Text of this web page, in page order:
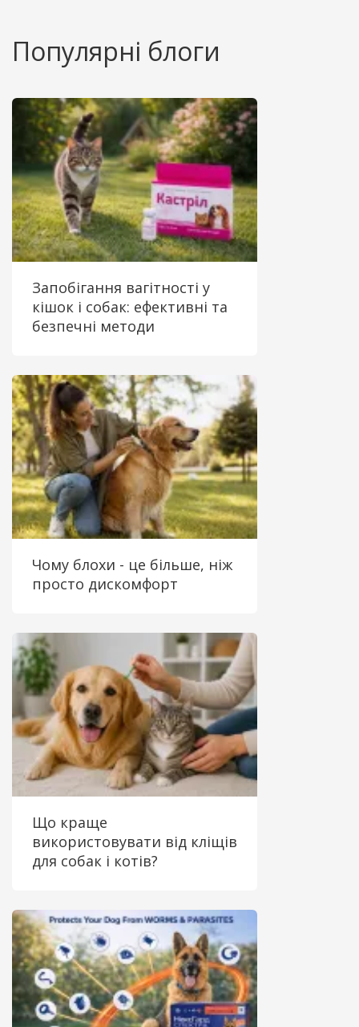
Популярні блоги
Запобігання вагітності у
кішок і собак: ефективні та
безпечні методи
Чому блохи - це більше, ніж
просто дискомфорт
Що краще
використовувати від кліщів
для собак і котів?